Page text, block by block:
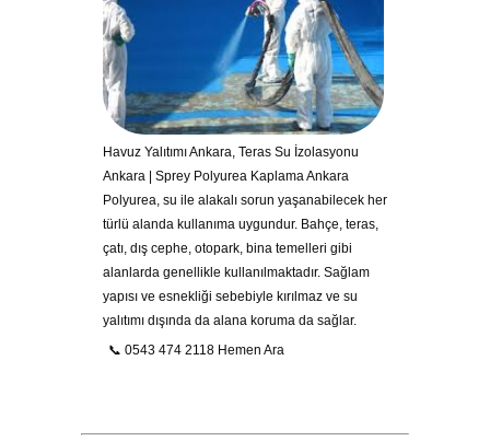
Havuz Yalıtımı Ankara, Teras Su İzolasyonu
Ankara | Sprey Polyurea Kaplama Ankara
Polyurea, su ile alakalı sorun yaşanabilecek her
türlü alanda kullanıma uygundur. Bahçe, teras,
çatı, dış cephe, otopark, bina temelleri gibi
alanlarda genellikle kullanılmaktadır. Sağlam
yapısı ve esnekliği sebebiyle kırılmaz ve su
yalıtımı dışında da alana koruma da sağlar.
📞 0543 474 2118 Hemen Ara